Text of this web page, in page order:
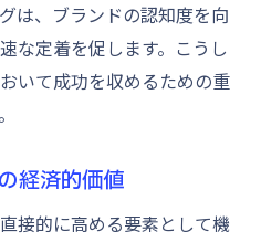
は、ブランドの認知度を向
な定着を促します。こうし
いて成功を収めるための重
経済的価値
接的に高める要素として機